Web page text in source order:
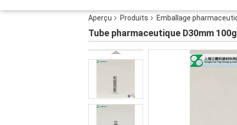
Aperçu Produits Emballage
Tube pharmaceutique D30mm